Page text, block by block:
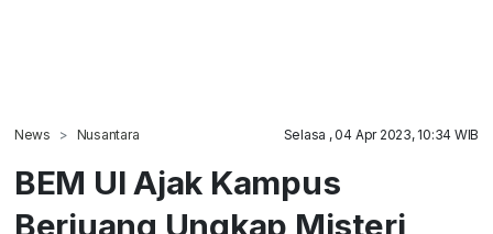
News Nusantara Selasa , 04 Apr 2023, 10:34 WIB
BEM UI Ajak Kampus
Berjuang Ungkap Misteri